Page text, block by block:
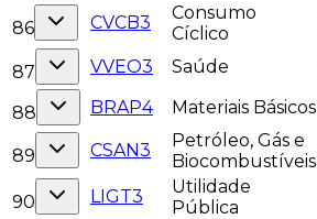
86 CVCB3
Consumo
Cíclico
87 VVEO3 Saúde
88 BRAP4 Materiais Básicos
89 CSAN3
Petróleo, Gás e
Biocombustíveis
90 LIGT3
Utilidade
Pública